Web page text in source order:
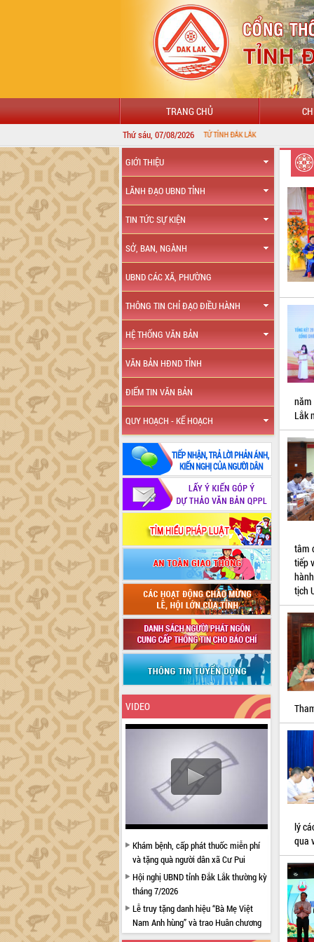
TRANG CHỦ
Thứ sáu, 07/08/2026
GIỚI THIỆU
LÃNH ĐẠO UBND TỈNH
TIN TỨC SỰ KIỆN
SỞ, BAN, NGÀNH
UBND CÁC XÃ, PHƯỜNG
THÔNG TIN CHỈ ĐẠO ĐIỀU HÀNH
HỆ THỐNG VĂN BẢN
VĂN BẢN HĐND TỈNH
ĐIỂM TIN VĂN BẢN
QUY HOẠCH - KẾ HOẠCH
VIDEO
Khám bệnh, cấp phát thuốc miễn phí
và tặng quà người dân xã Cư Pui
Hội nghị UBND tỉnh Đắk Lắk thường kỳ
tháng 7/2026
Lễ truy tặng danh hiệu “Bà Mẹ Việt
Nam Anh hùng” và trao Huân chương
Lao động
Lắk
tâm
tiếp
tịch
lý
qua